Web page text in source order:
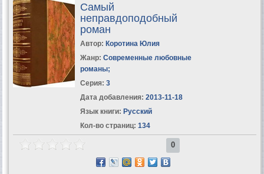
Самый
неправдоподобный
роман
Автор: Коротина Юлия
Жанр: Современные любовные
романы;
Серия: 3
Дата добавления: 2013-11-18
Язык книги: Русский
Кол-во страниц: 134
0